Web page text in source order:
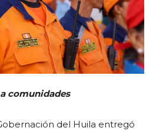
comunidades
del Huila entregó